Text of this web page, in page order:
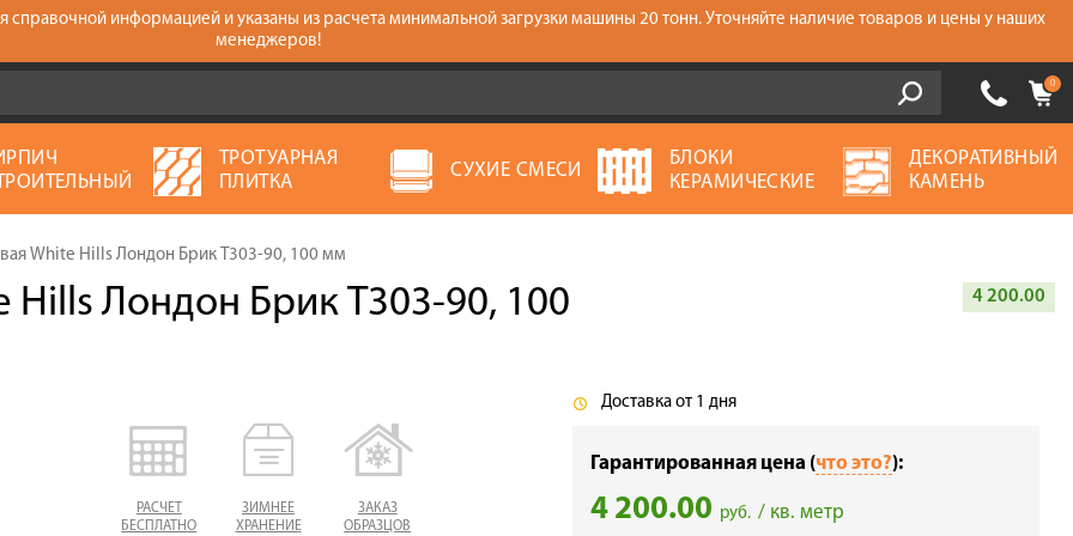
справочной информацией и указаны из расчета минимальной загрузки машины 20 тонн. Уточняйте наличие товаров и цены у наших
менеджеров!
0
ТРОТУАРНАЯ
ПЛИТКА
СУХИЕ СМЕСИ
БЛОКИ
КЕРАМИЧЕСКИЕ
ДЕКОРАТИВНЫЙ
КАМЕНЬ
White Hills Лондон Брик T303-90, 100 мм
Hills Лондон Брик T303-90, 100
4 200.00
РАСЧЕТ
БЕСПЛАТНО
ЗИМНЕЕ
ХРАНЕНИЕ
ЗАКАЗ
ОБРАЗЦОВ
Доставка от 1 дня
Гарантированная цена (что это?):
4 200.00 руб. / кв. метр